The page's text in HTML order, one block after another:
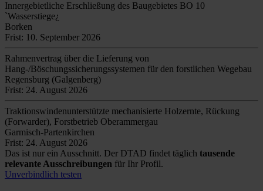
Innergebietliche Erschließung des Baugebietes BO 10
`Wasserstiege¿
Borken
Frist: 10. September 2026
Rahmenvertrag über die Lieferung von
Hang-/Böschungssicherungssystemen für den forstlichen Wegebau
Regensburg (Galgenberg)
Frist: 24. August 2026
Traktionswindenunterstützte mechanisierte Holzernte, Rückung
(Forwarder), Forstbetrieb Oberammergau
Garmisch-Partenkirchen
Frist: 24. August 2026
Das ist nur ein Ausschnitt. Der DTAD findet täglich tausende
relevante Ausschreibungen für Ihr Profil.
Unverbindlich testen